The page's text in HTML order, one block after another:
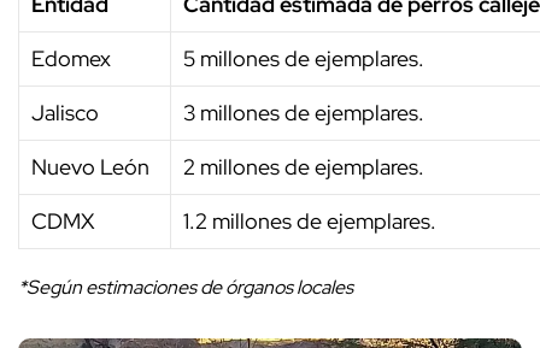
Edomex
5 millones de ejemplares.
Jalisco
3 millones de ejemplares.
Nuevo León
2 millones de ejemplares.
CDMX
1.2 millones de ejemplares.
*Según estimaciones de órganos locales